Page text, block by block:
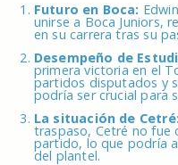
Futuro en Boca:
unirse a Boca Juniors,
en su carrera tras su
Desempeño de
primera victoria en el
partidos disputados y
podría ser crucial para
La situación de Cetré:
traspaso, Cetré no fue
partido, lo que podría
del plantel.